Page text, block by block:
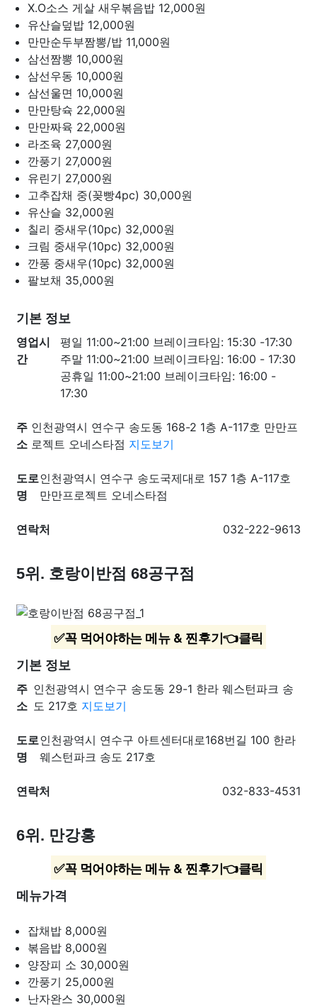
X.O소스 게살 새우볶음밥 12,000원
유산슬덮밥 12,000원
만만순두부짬뽕/밥 11,000원
삼선짬뽕 10,000원
삼선우동 10,000원
삼선울면 10,000원
만만탕슉 22,000원
만만짜육 22,000원
라조육 27,000원
깐풍기 27,000원
유린기 27,000원
고추잡채 중(꽂빵4pc) 30,000원
유산슬 32,000원
칠리 중새우(10pc) 32,000원
크림 중새우(10pc) 32,000원
깐풍 중새우(10pc) 32,000원
팔보채 35,000원
기본 정보
영업시
간
평일 11:00~21:00 브레이크타임: 15:30 -17:30
주말 11:00~21:00 브레이크타임: 16:00 - 17:30
공휴일 11:00~21:00 브레이크타임: 16:00 -
17:30
주
소
인천광역시 연수구 송도동 168-2 1층 A-117호 만만프
로젝트 오네스타점 지도보기
도로
명
인천광역시 연수구 송도국제대로 157 1층 A-117호
만만프로젝트 오네스타점
연락처 032-222-9613
5위. 호랑이반점 68공구점
✅꼭 먹어야하는 메뉴 & 찐후기👈클릭
기본 정보
주
소
인천광역시 연수구 송도동 29-1 한라 웨스턴파크 송
도 217호 지도보기
도로
명
인천광역시 연수구 아트센터대로168번길 100 한라
웨스턴파크 송도 217호
연락처 032-833-4531
6위. 만강홍
✅꼭 먹어야하는 메뉴 & 찐후기👈클릭
메뉴가격
잡채밥 8,000원
볶음밥 8,000원
양장피 소 30,000원
깐풍기 25,000원
난자완스 30,000원